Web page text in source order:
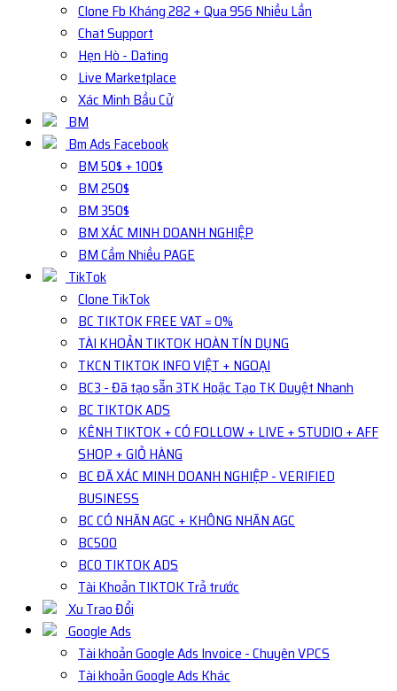
Clone Fb Kháng 282 + Qua 956 Nhiều Lần
Chat Support
Hẹn Hò - Dating
Live Marketplace
Xác Minh Bầu Cử
BM
Bm Ads Facebook
BM 50$ + 100$
BM 250$
BM 350$
BM XÁC MINH DOANH NGHIỆP
BM Cầm Nhiều PAGE
TikTok
Clone TikTok
BC TIKTOK FREE VAT = 0%
TÀI KHOẢN TIKTOK HOÀN TÍN DỤNG
TKCN TIKTOK INFO VIỆT + NGOẠI
BC3 - Đã tạo sẵn 3TK Hoặc Tạo TK Duyệt Nhanh
BC TIKTOK ADS
KÊNH TIKTOK + CÓ FOLLOW + LIVE + STUDIO + AFF
SHOP + GIỎ HÀNG
BC ĐÃ XÁC MINH DOANH NGHIỆP - VERIFIED
BUSINESS
BC CÓ NHÃN AGC + KHÔNG NHÃN AGC
BC500
BC0 TIKTOK ADS
Tài Khoản TIKTOK Trả trước
Xu Trao Đổi
Google Ads
Tài khoản Google Ads Invoice - Chuyên VPCS
Tài khoản Google Ads Khác